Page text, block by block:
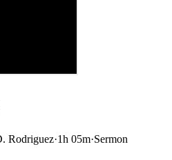
Rodriguez·1h 05m·Sermon